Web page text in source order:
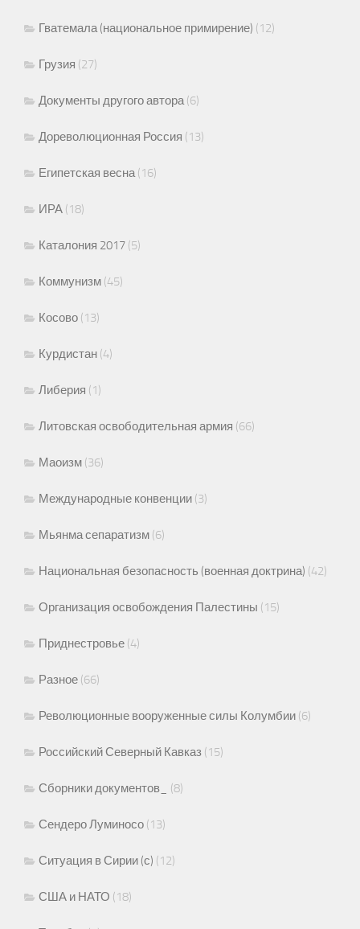
Гватемала (национальное примирение) (12)
Грузия (27)
Документы другого автора(6)
Дореволюционная Россия (13)
Египетская весна(16)
ИРА (18)
Каталония 2017 (5)
Коммунизм (45)
Косово (13)
Курдистан (4)
Либерия (1)
Литовская освободительная армия (66)
Маоизм (36)
Международные конвенции (3)
Мьянма сепаратизм (6)
Национальная безопасность (военная доктрина) (42)
Организация освобождения Палестины (15)
Приднестровье (4)
Разное (66)
Революционные вооруженные силы Колумбии (6)
Российский Северный Кавказ (15)
Сборники документов_ (8)
Сендеро Луминосо (13)
Ситуация в Сирии (с) (12)
США и НАТО (18)